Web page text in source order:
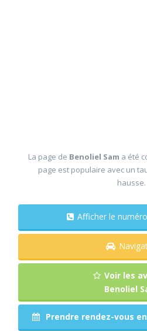
La page de Benoliel Sam a été
page est populaire avec un
hausse.
Afficher le
Voir les
Benoliel
Prendre rendez-vous